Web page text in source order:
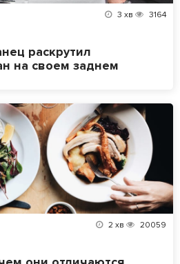
3 хв
3164
раскрутил
на своем заднем
2 хв
20059